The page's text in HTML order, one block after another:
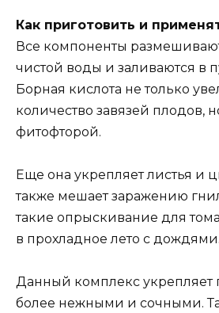
Как приготовить и
Все компоненты
чистой воды и заливаются в
Борная кислота не только
количество завязей плодов,
фитофторой.
Еще она укрепляет листья и
также мешает заражению
такие опрыскивание для
в прохладное лето с дождями.
Данный комплекс укрепляет
более нежными и сочными.